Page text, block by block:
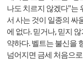
나도 치르지 않겠다"는
서 사는 것이 일종의 싸
에 없다. 믿거나, 믿지
약하다. 벨트는 불신을
넘어지면 금세 처음으